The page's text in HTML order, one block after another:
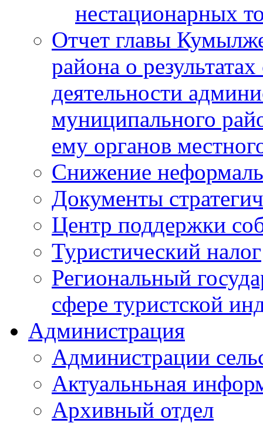
нестационарных
Отчет главы
района о
деятельности
муниципального
ему органов
Снижение
Документы
Центр поддержки
Туристический налог
Региональный
сфере туристской
Администрация
Администрации
Актуальньная
Архивный отдел